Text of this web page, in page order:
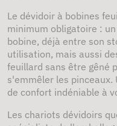
Le dévidoir à bobines
minimum obligatoire :
bobine, déjà entre son
utilisation, mais aussi
feuillard sans être gêné
s'emmêler les
de confort indéniable à
Les chariots dévidoirs